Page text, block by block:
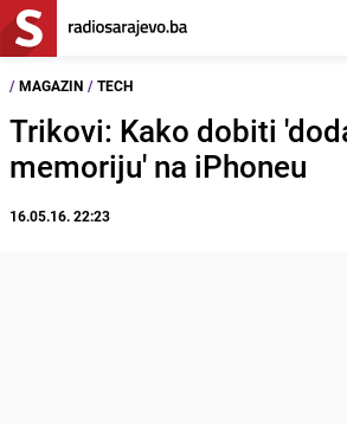
/ MAGAZIN / TECH
Trikovi: Kako dobiti
memoriju' na iPhoneu
16.05.16. 22:23